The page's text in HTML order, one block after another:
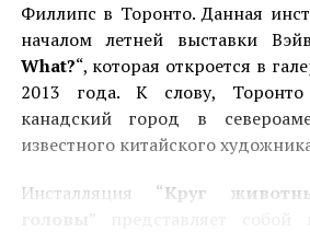
Филлипс в Торонто. Данная
началом летней выставки
What?“, которая откроется в
2013 года. К слову,
канадский город в
известного китайского
Инсталляция “Круг